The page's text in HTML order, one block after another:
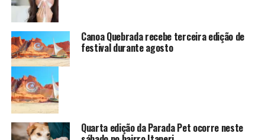
Canoa Quebrada recebe terceira edição de
festival durante agosto
Quarta edição da Parada Pet ocorre neste